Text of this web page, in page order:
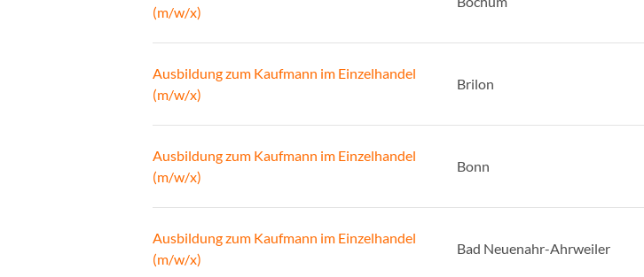
(m/w/x)
Ausbildung zum Kaufmann im Einzelhandel
(m/w/x)
Brilon
Ausbildung zum Kaufmann im Einzelhandel
(m/w/x)
Bonn
Ausbildung zum Kaufmann im Einzelhandel
(m/w/x)
Bad Neuenahr-Ahrweiler